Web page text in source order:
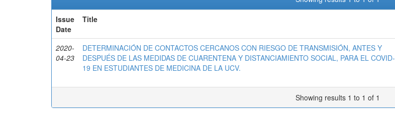
Issue
Date
Title
2020-
04-23
DETERMINACIÓN DE CONTACTOS CERCANOS CON RIESGO DE TRANSMISIÓN, ANTES Y
DESPUÉS DE LAS MEDIDAS DE CUARENTENA Y DISTANCIAMIENTO SOCIAL, PARA EL COVID-
19 EN ESTUDIANTES DE MEDICINA DE LA UCV.
Showing results 1 to 1 of 1